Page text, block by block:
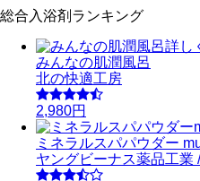
総合入浴剤ランキング
詳し
みんなの肌潤風呂
北の快適工房
2,980円
ミネラルスパパウダー
ヤングビーナス薬品工業